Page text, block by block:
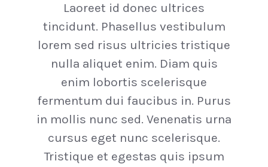
Laoreet id donec ultrices
tincidunt. Phasellus vestibulum
lorem sed risus ultricies tristique
nulla aliquet enim. Diam quis
enim lobortis scelerisque
fermentum dui faucibus in. Purus
in mollis nunc sed. Venenatis urna
cursus eget nunc scelerisque.
Tristique et egestas quis ipsum